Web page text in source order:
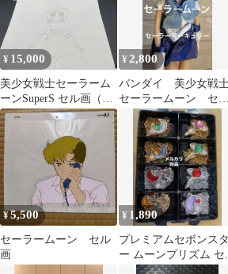
¥ 15,000
美少女戦士セーラーム
ーンSuperS セル画（動
画付き） セレセレ 当時
物
¥ 2,800
バンダイ 美少女戦
セーラームーン セー
ラーチーム セーラー
マーキュリー 人形
¥5,500
セーラームーン セル
画
¥ 1,890
プレミアムセボンスタ
ー ムーンプリズム セ
ラームーン